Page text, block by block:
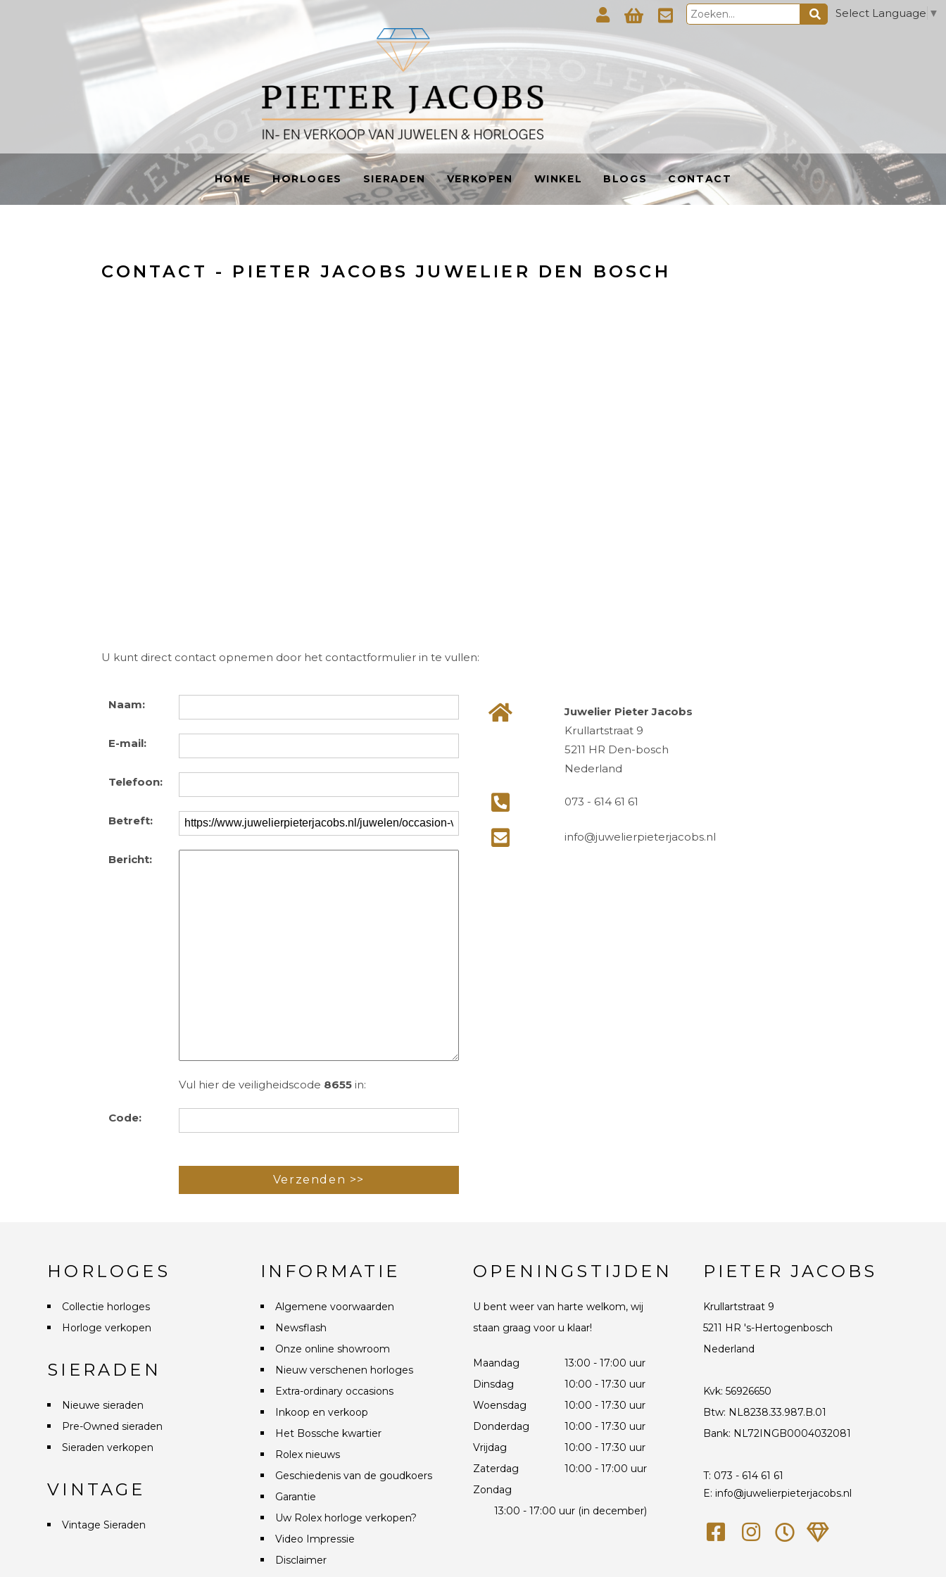
Select Language ▼
HOME HORLOGES SIERADEN VERKOPEN WINKEL BLOGS CONTACT
CONTACT - PIETER JACOBS JUWELIER DEN BOSCH
U kunt direct contact opnemen door het contactformulier in te vullen:
Naam:
E-mail:
Telefoon:
Betreft:
Bericht:
Vul hier de veiligheidscode 8655in:
Code:
Juwelier Pieter Jacobs
Krullartstraat 9
5211 HR Den-bosch
Nederland
073 - 614 61 61
info@juwelierpieterjacobs.nl
HORLOGES
Collectie horloges
Horloge verkopen
SIERADEN
Nieuwe sieraden
Pre-Owned sieraden
Sieraden verkopen
VINTAGE
Vintage Sieraden
INFORMATIE
Algemene voorwaarden
Newsflash
Onze online showroom
Nieuw verschenen horloges
Extra-ordinary occasions
Inkoop en verkoop
Het Bossche kwartier
Rolex nieuws
Geschiedenis van de goudkoers
Garantie
Uw Rolex horloge verkopen?
Video Impressie
Disclaimer
OPENINGSTIJDEN
U bent weer van harte welkom, wij
staan graag voor u klaar!
Maandag
13:00 - 17:00 uur
Dinsdag
10:00 - 17:30 uur
Woensdag
10:00 - 17:30 uur
Donderdag
10:00 - 17:30 uur
Vrijdag
10:00 - 17:30 uur
Zaterdag
10:00 - 17:00 uur
Zondag
13:00 - 17:00 uur (in december)
PIETER JACOBS
Krullartstraat 9
5211 HR 's-Hertogenbosch
Nederland
Kvk: 56926650
Btw: NL8238.33.987.B.01
Bank: NL72INGB0004032081
T: 073 - 614 61 61
E: info@juwelierpieterjacobs.nl